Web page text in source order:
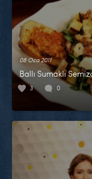
08 Oca 2011
Ballı Sumaklı
3 0